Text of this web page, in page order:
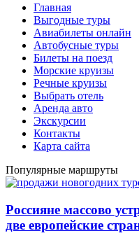
Главная
Выгодные туры
Авиабилеты онлайн
Автобусные туры
Билеты на поезд
Морские круизы
Речные круизы
Выбрать отель
Аренда авто
Экскурсии
Контакты
Карта сайта
Популярные маршруты
Россияне массово
две европейские